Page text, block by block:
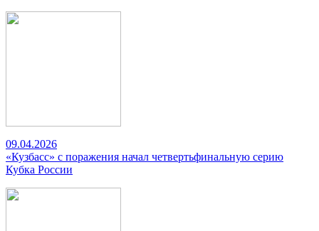
09.04.2026
«Кузбасс» с поражения начал четвертьфинальную серию
Кубка России